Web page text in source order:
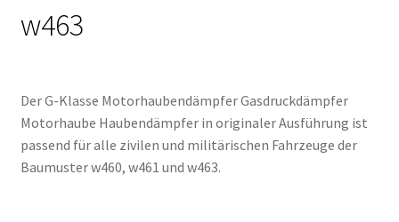
w463
Der G-Klasse Motorhaubendämpfer Gasdruckdämpfer
Motorhaube Haubendämpfer in originaler Ausführung ist
passend für alle zivilen und militärischen Fahrzeuge der
Baumuster w460, w461 und w463.